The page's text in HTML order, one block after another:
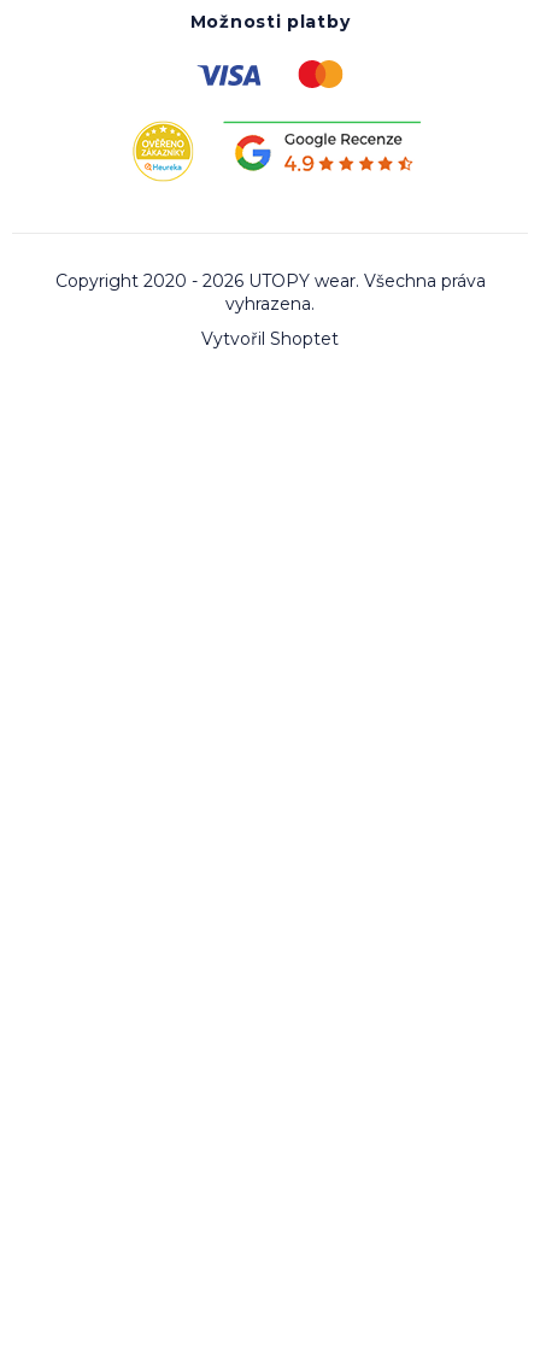
Možnosti platby
Vytvořil Shoptet
Copyright 2020 - 2026 UTOPY wear. Všechna práva
vyhrazena.